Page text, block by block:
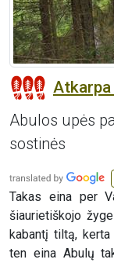
Atkarpa
Abulos upės
sostinės
Takas eina per
šiaurietiškojo
kabantį tiltą,
ten eina Abulų